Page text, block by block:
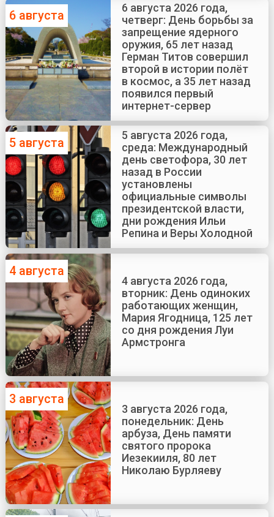
6 августа
6 августа 2026 года,
четверг: День борьбы за
запрещение ядерного
оружия, 65 лет назад
Герман Титов совершил
второй в истории полёт
в космос, а 35 лет назад
появился первый
интернет-сервер
5 августа
5 августа 2026 года,
среда: Международный
день светофора, 30 лет
назад в России
установлены
официальные символы
президентской власти,
дни рождения Ильи
Репина и Веры Холодной
4 августа
4 августа 2026 года,
вторник: День одиноких
работающих женщин,
Мария Ягодница, 125 лет
со дня рождения Луи
Армстронга
3 августа
3 августа 2026 года,
понедельник: День
арбуза, День памяти
святого пророка
Иезекииля, 80 лет
Николаю Бурляеву